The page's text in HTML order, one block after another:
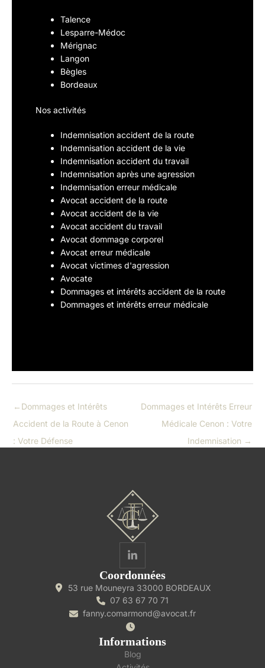
Talence
Lesparre-Médoc
Mérignac
Langon
Bègles
Bordeaux
Nos activités
Indemnisation accident de la route
Indemnisation accident de la vie
Indemnisation accident du travail
Indemnisation après une agression
Indemnisation erreur médicale
Avocat accident de la route
Avocat accident de la vie
Avocat accident du travail
Avocat dommage corporel
Avocat erreur médicale
Avocat victimes d'agression
Avocate
Dommages et intérêts accident de la route
Dommages et intérêts erreur médicale
← Dommages et Intérêts
Accident de la Route à Cenon
: Votre Défense
Dommages et Intérêts Erreur
Médicale Cenon : Votre
Indemnisation →
Coordonnées
53 rue Mouneyra 33000 BORDEAUX
07 63 67 70 71
fanny.comarmond@avocat.fr
Informations
Blog